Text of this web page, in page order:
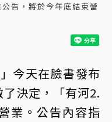
告，將於今年底結束營
今天在臉書發布
決定，「有河2.
業。公告內容指